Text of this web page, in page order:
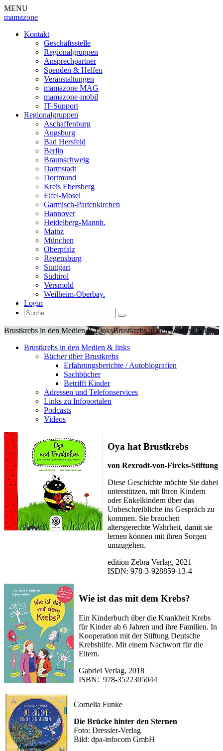
MENU
mamazone
Kontakt
Geschäftsstelle
Regionalgruppen
Ansprechpartner
Spenden & Helfen
Veranstaltungen
mamazone MAG
mamazone-mobil
IT-Support
Regionalgruppen
Aschaffenburg
Augsburg
Bad Hersfeld
Berlin
Braunschweig
Darmstadt
Dortmund
Kreis Ebersberg
Eifel-Mosel
Garmisch-Partenkirchen
Hannover
Heidelberg-Mannh.
Mainz
München
Oberpfalz
Regensburg
Stuttgart
Südtirol
Versmold
Weilheim-Oberbay.
Login
Brustkrebs in den Medien & LinksBrustkrebs in den Medien & links
Brustkrebs in den Medien & links
Bücher über Brustkrebs
Erfahrungsberichte / Autobiografien
Sachbücher
Betrifft Kinder
Adressen und Telefonservices
Links zu Infoportalen
Podcasts
Videos
Oya hat Brustkrebs
von Rexrodt-von-Fircks-Stiftung
Diese Geschichte möchte Sie dabei
unterstützen, mit Ihren Kindern
oder Enkelkindern über das
Unbeschreibliche ins Gespräch zu
kommen. Sie brauchen
altersgerechte Wahrheit, damit sie
lernen können mit ihren Sorgen
umzugehen.
edition Zebra Verlag, 2021
ISDN: 978-3-928859-13-4
Wie ist das mit dem Krebs?
Ein Kinderbuch über die Krankheit Krebs
für Kinder ab 6 Jahren und ihre Familien. In
Kooperation mit der Stiftung Deutsche
Krebshilfe. Mit einem Nachwort für die
Eltern.
Gabriel Verlag, 2018
ISBN: 978-3522305044
Cornelia Funke
Die Brücke hinter den Sternen
Foto: Dressler-Verlag
Bild: dpa-infocom GmbH